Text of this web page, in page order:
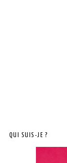
QUI SUIS-JE ?